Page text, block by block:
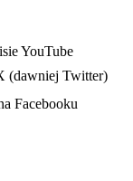
YouTube
(dawniej Twitter)
Facebooku